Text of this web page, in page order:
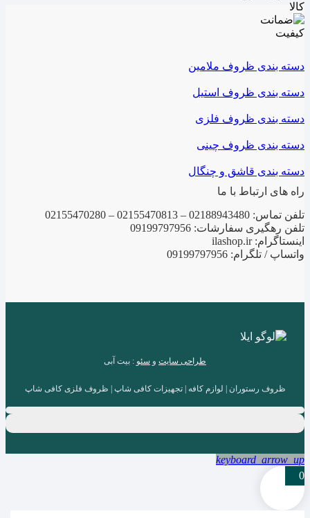
دسته بندی ظروف ملامین
دسته بندی ظروف استیل
دسته بندی ظروف فلزی
دسته بندی ظروف چینی
دسته بندی قاشق و چنگال
راه های ارتباط با ما
تلفن تماس: 02188943480 – 02155470813 – 02155470280
تلفن رهگیری سفارشات: 09199797956
اینستاگرام: ilashop.ir
واتساپ / تلگرام: 09199797956
طراحی سایت و سئو : بیت آبی
ظروف رستوران | لوازم کافه | تجهیزات کافی شاپ | ظروف فلزی کافی شاپ
keyboard_arrow_up
0